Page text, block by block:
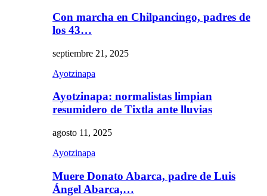
Con marcha en Chilpancingo, padres de
los 43…
septiembre 21, 2025
Ayotzinapa
Ayotzinapa: normalistas limpian
resumidero de Tixtla ante lluvias
agosto 11, 2025
Ayotzinapa
Muere Donato Abarca, padre de Luis
Ángel Abarca,…